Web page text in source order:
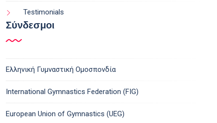
Testimonials
Σύνδεσμοι
Ελληνική Γυμναστική Ομοσπονδία
International Gymnastics Federation (FIG)
European Union of Gymnastics (UEG)